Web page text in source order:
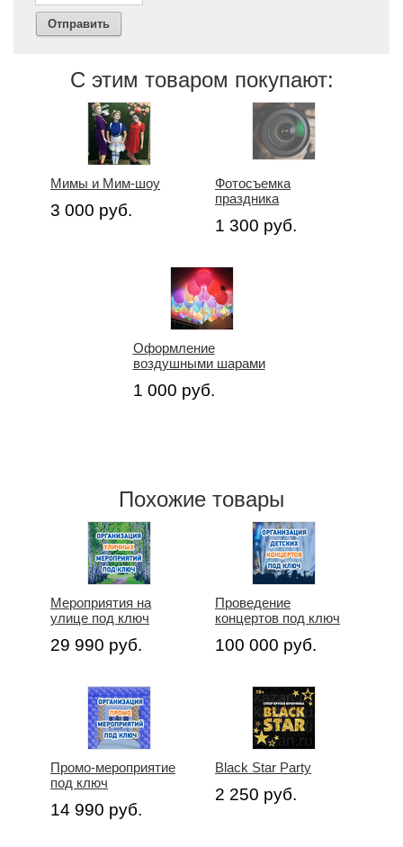
Отправить
С этим товаром покупают:
Мимы и Мим-шоу
3 000 руб.
Фотосъемка
праздника
1 300 руб.
Оформление
воздушными шарами
1 000 руб.
Похожие товары
Мероприятия на
улице под ключ
29 990 руб.
Проведение
концертов под ключ
100 000 руб.
Промо-мероприятие
под ключ
14 990 руб.
Black Star Party
2 250 руб.